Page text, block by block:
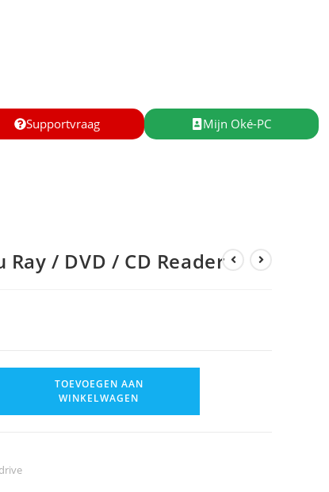
Supportvraag Mijn Oké-PC
Ray / DVD / CD Reader
TOEVOEGEN AAN
WINKELWAGEN